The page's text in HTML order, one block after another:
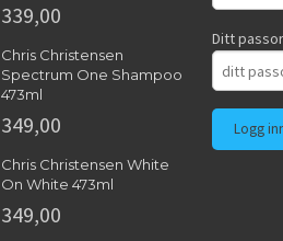
339,00
Chris Christensen
Spectrum One Shampoo
473ml
349,00
Chris Christensen White
On White 473ml
349,00
Ditt